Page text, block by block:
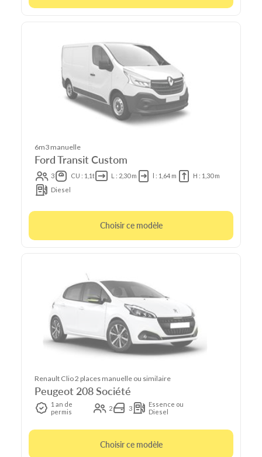
6m3 manuelle
Ford Transit Custom
3 CU : 1,1t L : 2,30 m l : 1,64 m
H : 1,30 m
Diesel
Choisir ce modèle
Renault Clio 2 places manuelle ou similaire
Peugeot 208 Société
1 an de
permis
2 3
Essence ou
Diesel
Choisir ce modèle